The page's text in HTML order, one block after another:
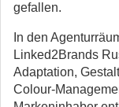
gefallen.
In den
Linked2Brands
Adaptation,
Colour-